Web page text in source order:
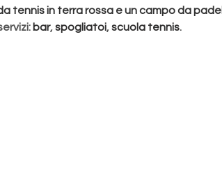
tennis in terra rossa e un campo da padel
bar, spogliatoi, scuola tennis.